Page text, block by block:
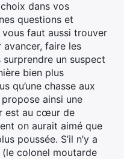
dans vos
questions et
vous faut aussi trouver
faire les
un suspect
bien plus
qu’une chasse aux
ainsi une
est au cœur de
on aurait aimé que
poussée. S’il n’y a
(le colonel moutarde